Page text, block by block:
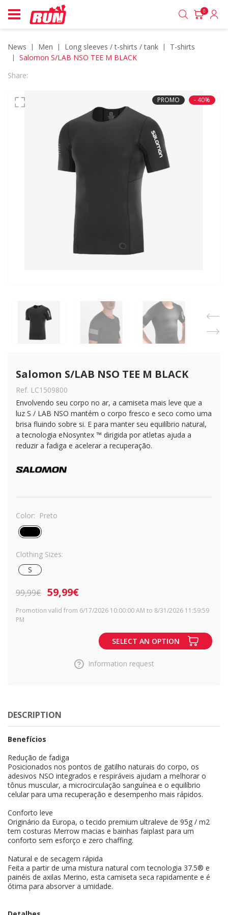
0
News men long sleeves / t-shirts / tank
t-shirts
Salomon S/LAB NSO TEE M BLACK
Share:
PROMO - 40%
Salomon S/LAB NSO TEE M BLACK
Ref. LC1509800
Envolvendo seu corpo no ar, a camiseta mais leve que a
luz S / LAB NSO mantém o corpo fresco e seco como uma
brisa fluindo sobre si. E para manter seu equilíbrio natural,
a tecnologia eNosyntex ™ dirigida por atletas ajuda a
reduzir a fadiga e acelerar a recuperação.
Color: Preto
Clothing Sizes:
S
99,99€ 59,99€
Promotion valid from 6/17/2026 10:00:00 AM to 8/31/2026 11:59:59
PM
SELECT AN OPTION
Information request
DESCRIPTION
Benefícios
Redução de fadiga
Posicionados nos pontos de gatilho naturais do corpo, os
adesivos NSO integrados e respiráveis ajudam a melhorar o
tônus muscular, a microcirculação sanguínea e o equilíbrio
celular para uma recuperação e desempenho mais rápidos.
Conforto leve
Originário da Europa, o tecido premium ultraleve de 95g / m2
tem costuras Merrow macias e bainhas faiplast para um
conforto sem esforço e zero chaffing.
Natural e de secagem rápida
Feita a partir de uma mistura natural com tecnologia 37.5® e
painéis de axilas Merino, esta camiseta seca rapidamente e é
ótima para absorver a umidade.